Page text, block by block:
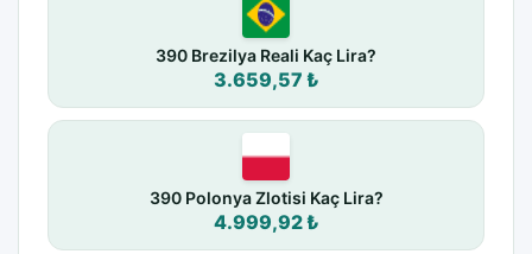
390 Brezilya Reali Kaç Lira?
3.659,57 ₺
390 Polonya Zlotisi Kaç Lira?
4.999,92 ₺